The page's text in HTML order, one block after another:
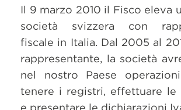
Il 9 marzo 2010 il Fisco eleva
società svizzera con
fiscale in Italia. Dal 2005 al
rappresentante, la società
nel nostro Paese
tenere i registri, effettuare le
e presentare le dichiarazioni